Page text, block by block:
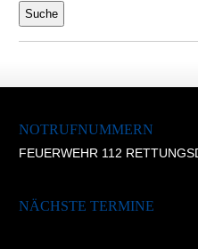
NOTRUFNUMMERN
FEUERWEHR 112
NÄCHSTE TERMINE